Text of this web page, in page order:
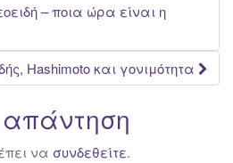
– ποια ώρα είναι η
Hashimoto και γονιμότητα
να συνδεθείτε.